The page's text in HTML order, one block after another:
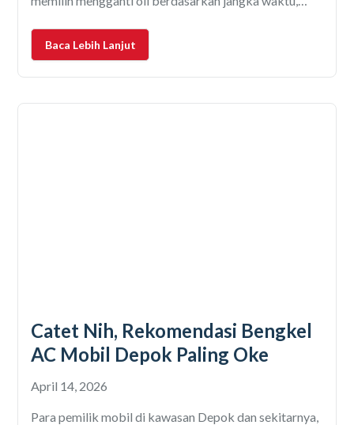
yang bener sih? Jawabannya adalah keduanya bener,
tetapi yang paling tepat adalah mengikuti
Baca Lebih Lanjut
Catet Nih, Rekomendasi Bengkel
AC Mobil Depok Paling Oke
April 14, 2026
Para pemilik mobil di kawasan Depok dan sekitarnya,